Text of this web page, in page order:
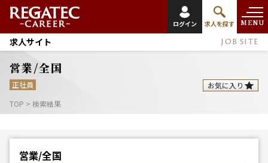
ログイン 求人を探す MENU
求人サイト JOB SITE
営業/全国
正社員
お気に入り
TOP > 検索結果
営業/全国